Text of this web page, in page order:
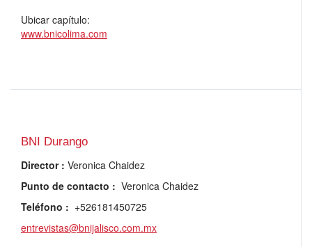
Ubicar capítulo:
www.bnicolima.com
BNI Durango
Director : Veronica Chaidez
Punto de contacto : Veronica Chaidez
Teléfono : +526181450725
entrevistas@bnijalisco.com.mx